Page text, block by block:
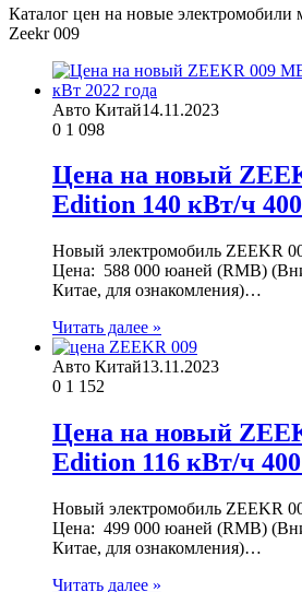
Каталог цен на новые электромобили
Zeekr 009
Авто Китай14.11.2023
0 1 098
Цена на новый
Edition 140 кВт/ч
Новый электромобиль ZEEKR
Цена: 588 000 юаней (RMB)
Китае, для ознакомления)…
Читать далее »
Авто Китай13.11.2023
0 1 152
Цена на новый
Edition 116 кВт/ч
Новый электромобиль ZEEKR
Цена: 499 000 юаней (RMB)
Китае, для ознакомления)…
Читать далее »